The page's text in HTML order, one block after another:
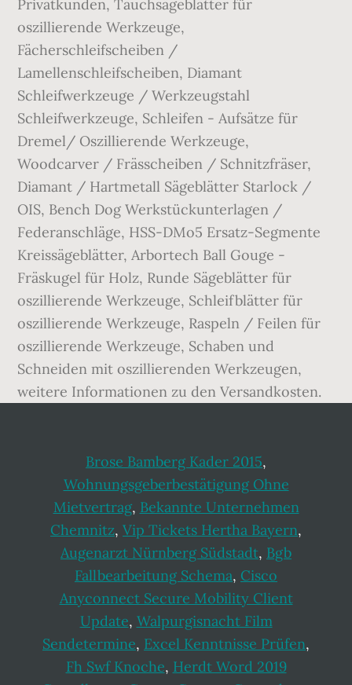
Brose Bamberg Kader 2015,
Wohnungsgeberbestätigung Ohne
Mietvertrag, Bekannte Unternehmen
Chemnitz, Vip Tickets Hertha Bayern,
Augenarzt Nürnberg Südstadt, Bgb
Fallbearbeitung Schema, Cisco
Anyconnect Secure Mobility Client
Update, Walpurgisnacht Film
Sendetermine, Excel Kenntnisse Prüfen,
Fh Swf Knoche, Herdt Word 2019